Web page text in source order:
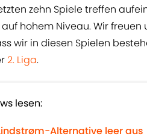
zehn Spiele treffen
hohem Niveau. Wir
wir in diesen Spielen
2. Liga.
lesen:
Alternative leer aus